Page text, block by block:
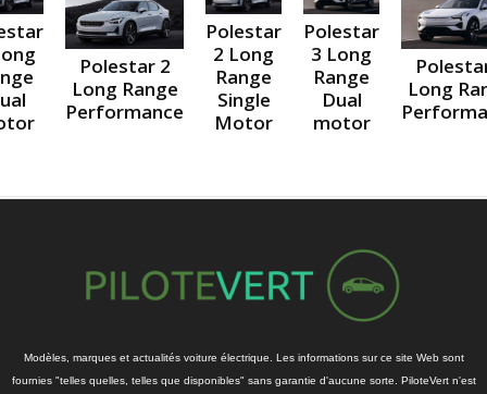
Polestar 2
Long Range
Performance
Polestar
2 Long
Range
Single
Motor
Polestar
3 Long
Range
Dual
motor
Long
Modèles, marques et actualités voiture électrique. Les informations sur ce site Web sont
fournies "telles quelles, telles que disponibles" sans garantie d'aucune sorte. PiloteVert n'est